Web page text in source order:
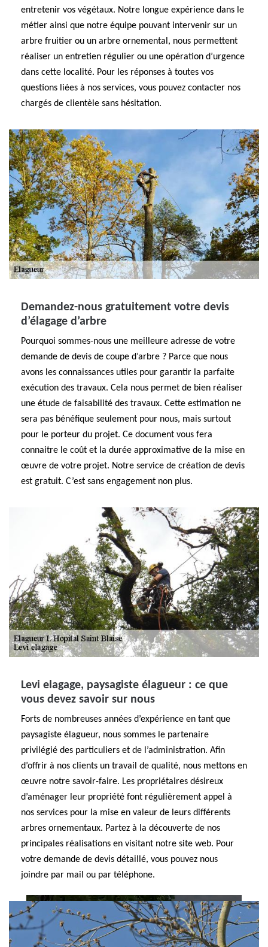
entretenir vos végétaux. Notre longue expérience dans le
métier ainsi que notre équipe pouvant intervenir sur un
arbre fruitier ou un arbre ornemental, nous permettent
réaliser un entretien régulier ou une opération d’urgence
dans cette localité. Pour les réponses à toutes vos
questions liées à nos services, vous pouvez contacter nos
chargés de clientèle sans hésitation.
Demandez-nous gratuitement votre devis
d’élagage d’arbre
Pourquoi sommes-nous une meilleure adresse de votre
demande de devis de coupe d’arbre ? Parce que nous
avons les connaissances utiles pour garantir la parfaite
exécution des travaux. Cela nous permet de bien réaliser
une étude de faisabilité des travaux. Cette estimation ne
sera pas bénéfique seulement pour nous, mais surtout
pour le porteur du projet. Ce document vous fera
connaitre le coût et la durée approximative de la mise en
œuvre de votre projet. Notre service de création de devis
est gratuit. C’est sans engagement non plus.
Levi elagage, paysagiste élagueur : ce que
vous devez savoir sur nous
Forts de nombreuses années d’expérience en tant que
paysagiste élagueur, nous sommes le partenaire
privilégié des particuliers et de l’administration. Afin
d’offrir à nos clients un travail de qualité, nous mettons en
œuvre notre savoir-faire. Les propriétaires désireux
d’aménager leur propriété font régulièrement appel à
nos services pour la mise en valeur de leurs différents
arbres ornementaux. Partez à la découverte de nos
principales réalisations en visitant notre site web. Pour
votre demande de devis détaillé, vous pouvez nous
joindre par mail ou par téléphone.